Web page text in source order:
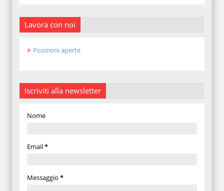
Lavora con noi
Posizioni aperte
Iscriviti alla newsletter
Nome
Email*
Messaggio *